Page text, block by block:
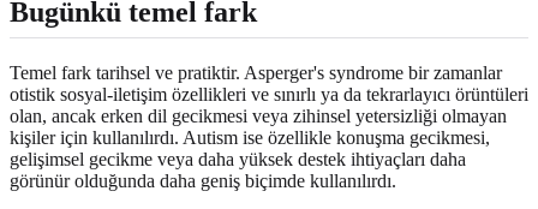
Bugünkü temel fark
Temel fark tarihsel ve pratiktir. Asperger's syndrome bir zamanlar
otistik sosyal-iletişim özellikleri ve sınırlı ya da tekrarlayıcı örüntüleri
olan, ancak erken dil gecikmesi veya zihinsel yetersizliği olmayan
kişiler için kullanılırdı. Autism ise özellikle konuşma gecikmesi,
gelişimsel gecikme veya daha yüksek destek ihtiyaçları daha
görünür olduğunda daha geniş biçimde kullanılırdı.